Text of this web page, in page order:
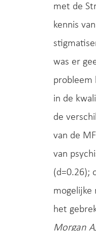
met de
kennis
was er
probleem
in de
de
van de
van
(d=0.26);
mogelijke
het
Morgan